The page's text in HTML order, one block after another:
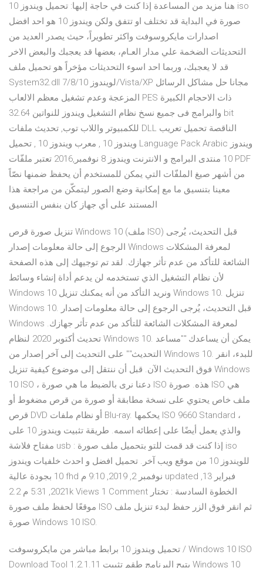
هنا مزيد من المساعدة إذا كنت في حاجة إليها: تحميل ويندوز 10 iso
صورة في البداية قد تختلف او تتفق ولكن ويندوز 10 هو احد افضل
اصدارات مايكروسوفت واكثر تطويراً، حيث يصدر العديد من
التحديثات الضخمة علي مدار العـام، بعضها قد يعجبك والبعض الاخر
قد لا يعجبك، وربما احد اسوء التحديثات مؤخراً هو تحميل ملف
System32.dll لويندوز 7/8/10/Vista/XP مجانا حل مشاكل الرسائل
المزعجة وعدم تشغيل معظم الالعاب PES ذات الاحجام الكبيرة
والبرامج فى جميع نسخ نظام التشغيل ويندوز للنواتين 32.64 bit
للكمبيوتر واللاب توب, تحديث ملفات DLL الناقصة تحميل تعريب
ويندوز 10 , معرب ويندوز 10 , تحميل Language Pack Arabic ويندوز
10 منتدى البرامج و الانترنت ويندوز 8 نوفمبر,2016 تعتبر ملفّات PDF
من أشهر صيغ الملفّات التي يمكن للمستخدم أن يحفظ ضمنها نصّاً
معينا بتنسيق ما مع إمكانية وضع الصور ليتمكّن من مراجعة هذا
المستند على أي جهاز كان بنفس التنسيق
تنزيل صورة قرص Windows 10 (ملف ISO) قبل التحديث، يُرجى
الرجوع إلى حالة معلومات إصدار Windows لمعرفة المشكلات
الشائعة للتأكد من عدم تأثر جهازك. لقد تم توجيهك إلى هذه الصفحة
لأن نظام التشغيل الذي تستخدمه لن يدعم أداة إنشاء وسائط
Windows 10 ونريد التأكد من أنه يمكنك تنزيل Windows 10. تنزيل
Windows 10. قبل التحديث، يُرجى الرجوع إلى حالة معلومات إصدار
Windows لمعرفة المشكلات الشائعة للتأكد من عدم تأثر جهازك.
تحديث أكتوبر 2020 لنظام Windows 10. يمكن أن يساعدك ""مساعد
التحديث"" على التحديث إلى آخر إصدار من Windows 10. للبدء، انقر
فوق التحديث الآن. قبل أن ننتقل إلى موضوع كيفية تنزيل Windows
10 ISO ، دعنا نرى بالضبط ما هي صورة ISO هذه. صورة ISO هي
ملف خاص يحتوي على نسخة مطابقة أو صورة من قرص مضغوط أو
قرص DVD أو نظام ملفات Blu-ray. يحكمها ISO 9660 Standard ،
والذي يعمل أيضًا على إعطائه اسمه. طريقة تثبيت ويندوز 10 على
مفتاح فلاشة usb : إذا كنت قد قمت للتو بتحميل ملف صورة iso
للويندوز 10 من موقع ويب آخر. تحميل افضل و احدث خلفيات ويندوز
10 بجودة عالية fhd نوفمبر 2, 2019, 9:10 م updated فبراير 13,
2021, 5:31 م 2.2k Views 1 Comment الخطوة السادسة : تختار
موقعًا لحفظ ملف صورة ISO ثم انقر فوق الزر حفظ لبدء تنزيل ملف
صورة Windows 10 ISO.
تحميل ويندوز 10 برابط مباشر من مايكروسوفت / Windows 10 ISO
Download Tool 1.2.1.11 يتيح البرنامج طقم تثبيت Windows 10